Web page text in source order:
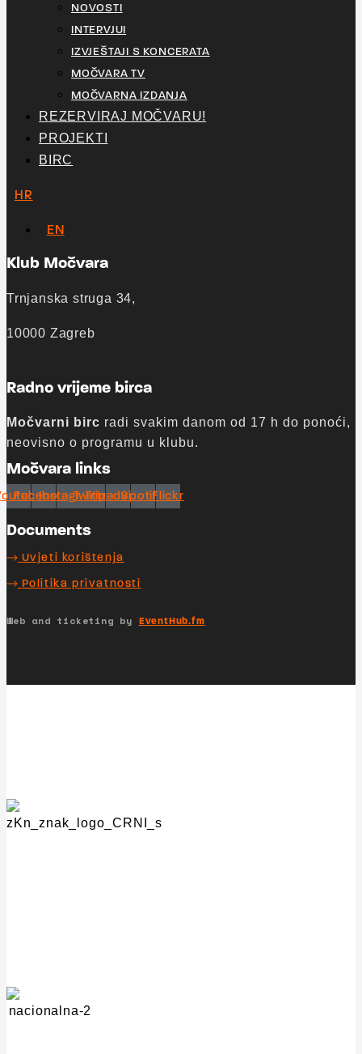
NOVOSTI
INTERVJUI
IZVJEŠTAJI S KONCERATA
MOČVARA TV
MOČVARNA IZDANJA
REZERVIRAJ MOČVARU!
PROJEKTI
BIRC
HR
EN
Klub Močvara
Trnjanska struga 34,
10000 Zagreb
Radno vrijeme birca
Močvarni birc radi svakim danom od 17 h do ponoći,
neovisno o programu u klubu.
Močvara links
Facebook
Instagram
Twitter
Tripadvisor
SpotifyFlickr
Documents
Uvjeti korištenja
Politika privatnosti
Web and ticketing by EventHub.fm